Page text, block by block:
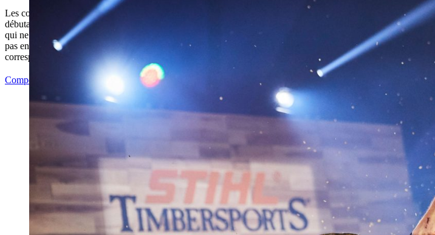
Les compétitions "rookies" comprennent jusqu’à cinq disciplines, et seuls les
débutants peuvent participer à ces compétitions. Tous les athlètes de moins de 25 ans
qui ne maîtrisent pas encore les six disciplines TIMBERSPORTS® ou qui ne peuvent
pas encore les terminer dans les limites de temps avec les diamètres de bois
correspondant à la catégorie « pros » sont considérés comme des rookies.
Compétitions "rookies"